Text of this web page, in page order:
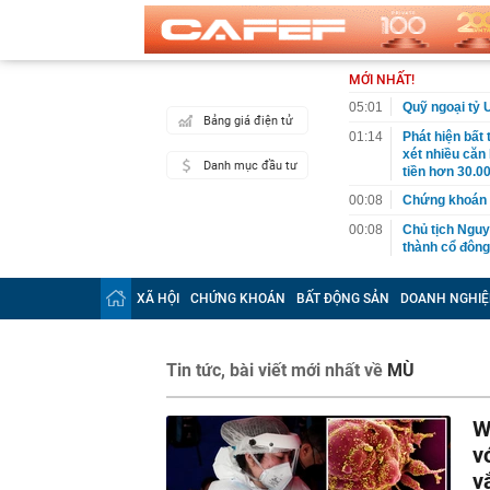
Bảng giá điện tử
Danh mục đầu tư
MỚI NHẤT!
05:01
Quỹ ngoại tỷ
01:14
Phát hiện
xét nhiều
tiền hơn
00:08
Chứng
00:08
Chủ tịch
thành cổ
00:05
Ít người biết
nhất biên
giường bệnh,
2026"
00:05
56 mã chứng
00:03
Một doanh
năm 2026, lợi
00:03
Chứng khoán
XÃ HỘI CHỨNG KHOÁN BẤT ĐỘNG SẢN DOANH
Tin tức, bài viết mới nhất về MÙ